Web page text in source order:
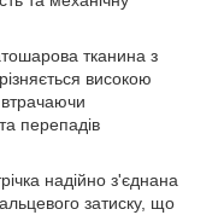
тканина з
високою
втрачаючи
перепадів
надійно з'єднана
затиску, що